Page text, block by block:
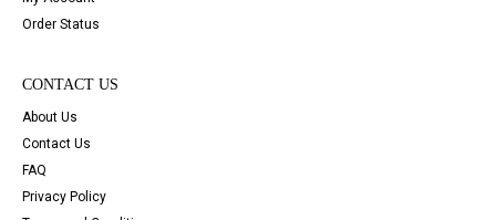
Order Status
CONTACT US
About Us
Contact Us
FAQ
Privacy Policy